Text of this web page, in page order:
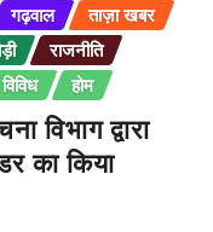
गढ़वाल
ताज़ा खबर
राजनीति
विविध होम
विभाग द्वारा
का किया